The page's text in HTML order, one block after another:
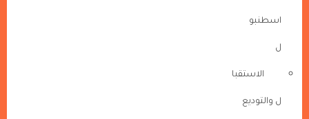
اسطنبو
ل
الاستقبا
ل والتوديع